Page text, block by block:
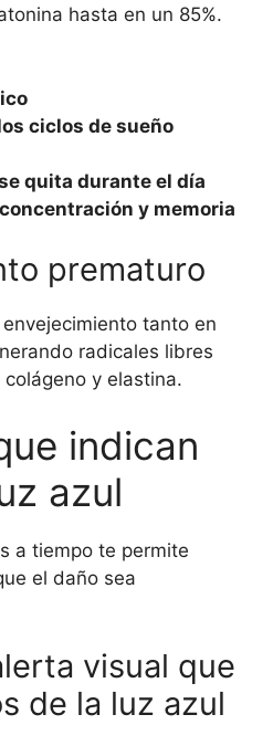
hasta en un 85%.
ciclos de sueño
quita durante el día
y memoria
prematuro
tanto en
radicales libres
y elastina.
indican
azul
a tiempo te permite
el daño sea
visual que
de la luz azul